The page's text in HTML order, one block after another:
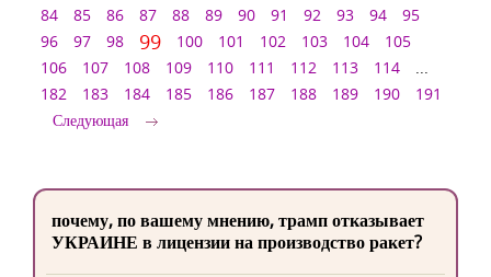
84
85 86 87 88 89 90 91 92 93 94
95
96
97 98 99 100 101 102 103 104
105
106
107 108 109 110 111 112 113 114
...
182
183 184 185 186 187 188 189 190
191
Следующая
почему, по вашему мнению, трамп отказывает
УКРАИНЕ в лицензии на производство ракет?